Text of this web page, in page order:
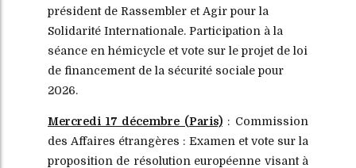
président de Rassembler et Agir pour la
Solidarité Internationale. Participation à la
séance en hémicycle et vote sur le projet de loi
de financement de la sécurité sociale pour
2026.
Mercredi 17 décembre (Paris): Commission
des Affaires étrangères : Examen et vote sur la
proposition de résolution européenne visant à